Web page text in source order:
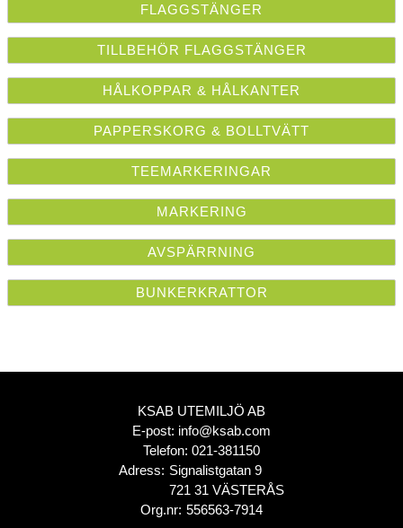
FLAGGSTÄNGER
TILLBEHÖR FLAGGSTÄNGER
HÅLKOPPAR & HÅLKANTER
PAPPERSKORG & BOLLTVÄTT
TEEMARKERINGAR
MARKERING
AVSPÄRRNING
BUNKERKRATTOR
KSAB UTEMILJÖ AB
E-post: info@ksab.com
Telefon: 021-381150
Adress: Signalistgatan 9
721 31 VÄSTERÅS
Org.nr: 556563-7914